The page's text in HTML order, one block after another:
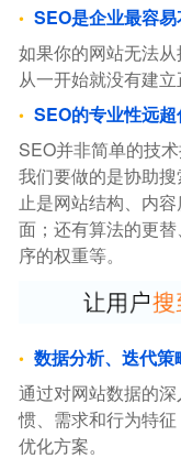
SEO是企业最容
如果你的网站无法
从一开始就没有建立
SEO的专业性远
SEO并非简单的技
我们要做的是协助
止是网站结构、内
面；还有算法的更
序的权重等。
数据分析、迭代
通过对网站数据的
惯、需求和行为特
优化方案。